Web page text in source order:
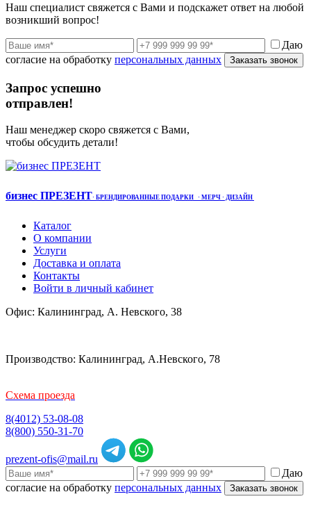
Наш специалист свяжется с Вами и подскажет ответ на любой
возникший вопрос!
Даю
согласие на обработку персональных данных Заказать звонок
Запрос успешно
отправлен!
Наш менеджер скоро свяжется с Вами,
чтобы обсудить детали!
бизнес ПРЕЗЕНТ· БРЕНДИРОВАННЫЕ ПОДАРКИ · МЕРЧ · ДИЗАЙН
Каталог
О компании
Услуги
Доставка и оплата
Контакты
Войти в личный кабинет
Офис: Калининград, А. Невского, 38
Производство: Калининград, А.Невского, 78
Схема проезда
8(4012) 53-08-08
8(800) 550-31-70
prezent-ofis@mail.ru
Даю
согласие на обработку персональных данных Заказать звонок